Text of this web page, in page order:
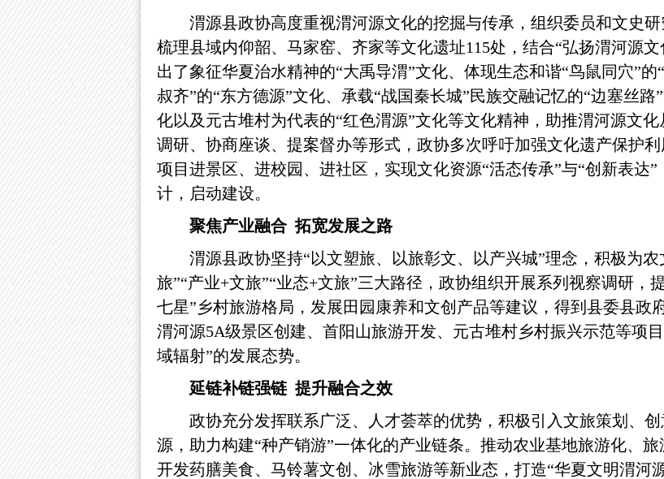
渭源县政协高度重视渭河源文化的挖掘与传承，组织委员和文史
梳理县域内仰韶、马家窑、齐家等文化遗址115处，结合“弘扬渭河源
出了象征华夏治水精神的“大禹导渭”文化、体现生态和谐“鸟鼠同穴”
叔齐”的“东方德源”文化、承载“战国秦长城”民族交融记忆的“边塞丝路
化以及元古堆村为代表的“红色渭源”文化等文化精神，助推渭河源文
调研、协商座谈、提案督办等形式，政协多次呼吁加强文化遗产保护
项目进景区、进校园、进社区，实现文化资源“活态传承”与“创新表达
计，启动建设。
聚焦产业融合 拓宽发展之路
渭源县政协坚持“以文塑旅、以旅彰文、以产兴城”理念，积极为
旅”“产业+文旅”“业态+文旅”三大路径，政协组织开展系列视察调研，
七星”乡村旅游格局，发展田园康养和文创产品等建议，得到县委县政
渭河源5A级景区创建、首阳山旅游开发、元古堆村乡村振兴示范等项
域辐射”的发展态势。
延链补链强链 提升融合之效
政协充分发挥联系广泛、人才荟萃的优势，积极引入文旅策划、
源，助力构建“种产销游”一体化的产业链条。推动农业基地旅游化、
开发药膳美食、马铃薯文创、冰雪旅游等新业态，打造“华夏文明渭河